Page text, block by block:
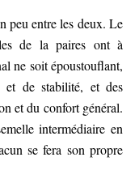
peu entre les deux. Le
de la paires ont à
ne soit époustouflant,
et de stabilité, et des
et du confort général.
intermédiaire en
se fera son propre